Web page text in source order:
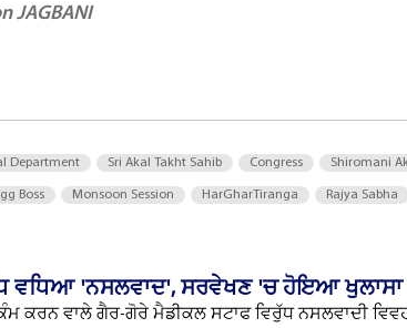
JAGBANI
Department Sri Akal Takht Sahib Congress Shiromani
Boss Monsoon Session HarGharTiranga Rajya Sabha
ਵਧਿਆ 'ਨਸਲਵਾਦ', ਸਰਵੇਖਣ 'ਚ ਹੋਇਆ ਖੁਲਾਸਾ
ਕਰਨ ਵਾਲੇ ਗੈਰ-ਗੋਰੇ ਮੈਡੀਕਲ ਸਟਾਫ ਵਿਰੁੱਧ ਨਸਲਵਾਦੀ